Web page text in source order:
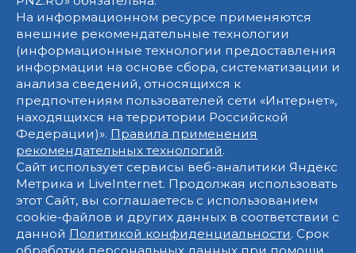
На информационном ресурсе применяются
внешние рекомендательные технологии
(информационные технологии предоставления
информации на основе сбора, систематизации и
анализа сведений, относящихся к
предпочтениям пользователей сети «Интернет»,
находящихся на территории Российской
Федерации)». Правила применения
рекомендательных технологий.
Сайт использует сервисы веб-аналитики Яндекс
Метрика и LiveInternet. Продолжая использовать
этот Сайт, вы соглашаетесь с использованием
cookie-файлов и других данных в соответствии с
данной Политикой конфиденциальности. Срок